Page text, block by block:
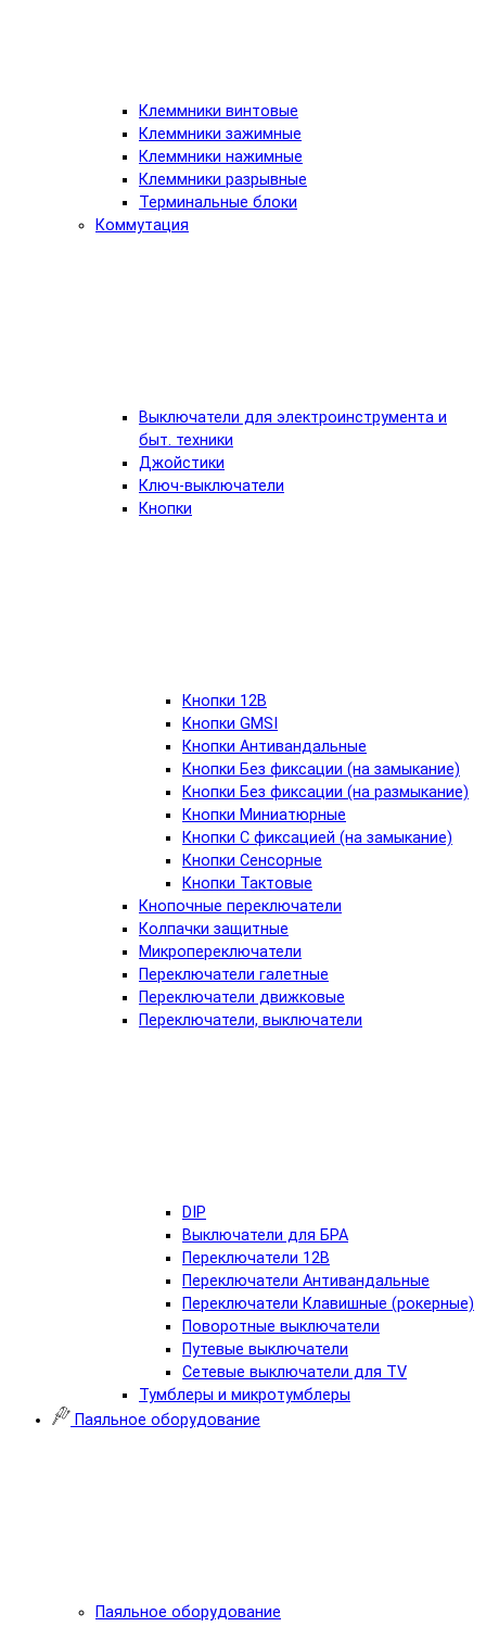
Клеммники винтовые
Клеммники зажимные
Клеммники нажимные
Клеммники разрывные
Терминальные блоки
Коммутация
Выключатели для электроинструмента и
быт. техники
Джойстики
Ключ-выключатели
Кнопки
Кнопки 12В
Кнопки GMSI
Кнопки Антивандальные
Кнопки Без фиксации (на замыкание)
Кнопки Без фиксации (на размыкание)
Кнопки Миниатюрные
Кнопки С фиксацией (на замыкание)
Кнопки Сенсорные
Кнопки Тактовые
Кнопочные переключатели
Колпачки защитные
Микропереключатели
Переключатели галетные
Переключатели движковые
Переключатели, выключатели
DIP
Выключатели для БРА
Переключатели 12В
Переключатели Антивандальные
Переключатели Клавишные (рокерные)
Поворотные выключатели
Путевые выключатели
Сетевые выключатели для TV
Тумблеры и микротумблеры
Паяльное оборудование
Паяльное оборудование